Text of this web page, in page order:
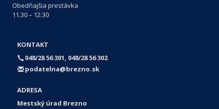
Obedňajšia prestávka
11.30 – 12.30
KONTAKT
048/28 56 301, 048/28 56 302
podatelna@brezno.sk
ADRESA
Mestský úrad Brezno